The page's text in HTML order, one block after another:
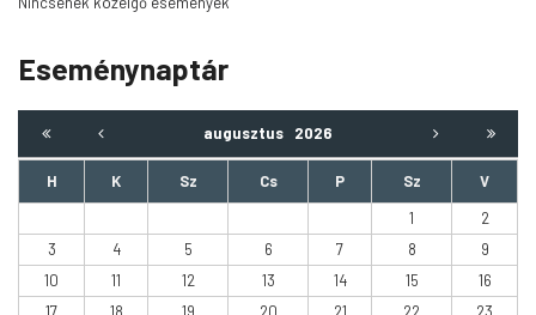
Eseménynaptár
augusztus 2026
H K Sz Cs P Sz
V
1
2
3
4 5 6 7 8
9
10
11 12 13 14 15
16